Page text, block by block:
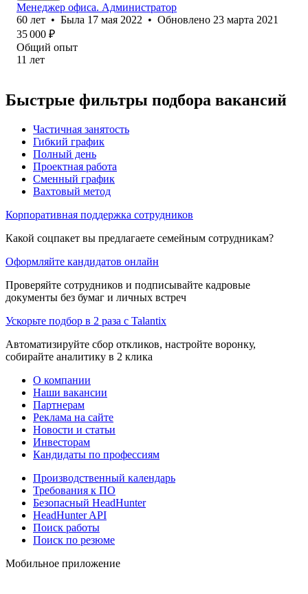
Менеджер офиса. Администратор
60 лет • Была 17 мая 2022 • Обновлено 23 марта 2021
35 000 ₽
Общий опыт
11 лет
Быстрые фильтры подбора вакансий
Частичная занятость
Гибкий график
Полный день
Проектная работа
Сменный график
Вахтовый метод
Корпоративная поддержка сотрудников
Какой соцпакет вы предлагаете семейным сотрудникам?
Оформляйте кандидатов онлайн
Проверяйте сотрудников и подписывайте кадровые
документы без бумаг и личных встреч
Ускорьте подбор в 2 раза с Talantix
Автоматизируйте сбор откликов, настройте воронку,
собирайте аналитику в 2 клика
О компании
Наши вакансии
Партнерам
Реклама на сайте
Новости и статьи
Инвесторам
Кандидаты по профессиям
Производственный календарь
Требования к ПО
Безопасный HeadHunter
HeadHunter API
Поиск работы
Поиск по резюме
Мобильное приложение